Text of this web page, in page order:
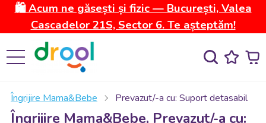
🛍️ Acum ne găsești și fizic — București, Valea
Cascadelor 21S, Sector 6. Te așteptăm!
Îngrijire Mama&Bebe Prevazut/-a cu: Suport detasabil
Îngrijire Mama&Bebe, Prevazut/-a cu: